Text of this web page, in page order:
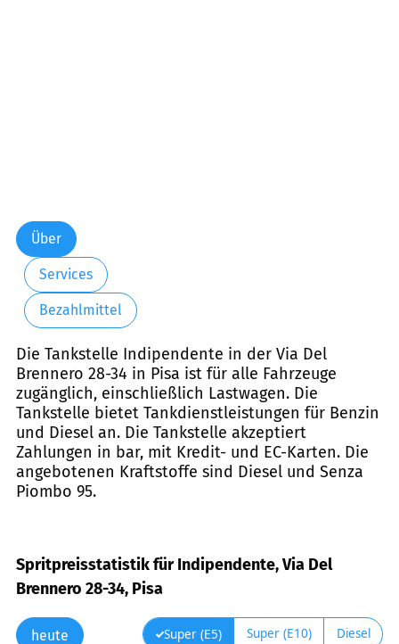
Über
Services
Bezahlmittel
Die Tankstelle Indipendente in der Via Del
Brennero 28-34 in Pisa ist für alle Fahrzeuge
zugänglich, einschließlich Lastwagen. Die
Tankstelle bietet Tankdienstleistungen für Benzin
und Diesel an. Die Tankstelle akzeptiert
Zahlungen in bar, mit Kredit- und EC-Karten. Die
angebotenen Kraftstoffe sind Diesel und Senza
Piombo 95.
Spritpreisstatistik für Indipendente, Via Del
Brennero 28-34, Pisa
heute Super (E5) Super (E10) Diesel